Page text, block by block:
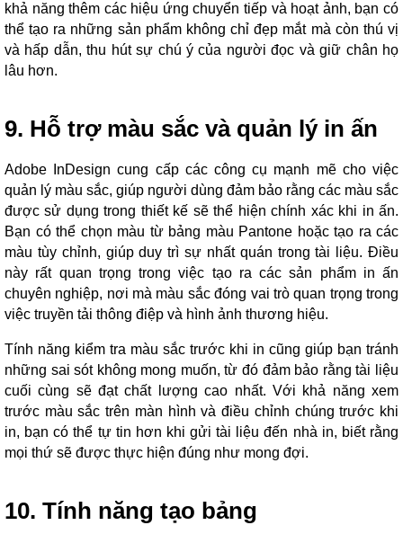
khả năng thêm các hiệu ứng chuyển tiếp và hoạt ảnh, bạn có
thể tạo ra những sản phẩm không chỉ đẹp mắt mà còn thú vị
và hấp dẫn, thu hút sự chú ý của người đọc và giữ chân họ
lâu hơn.
9. Hỗ trợ màu sắc và quản lý in ấn
Adobe InDesign cung cấp các công cụ mạnh mẽ cho việc
quản lý màu sắc, giúp người dùng đảm bảo rằng các màu sắc
được sử dụng trong thiết kế sẽ thể hiện chính xác khi in ấn.
Bạn có thể chọn màu từ bảng màu Pantone hoặc tạo ra các
màu tùy chỉnh, giúp duy trì sự nhất quán trong tài liệu. Điều
này rất quan trọng trong việc tạo ra các sản phẩm in ấn
chuyên nghiệp, nơi mà màu sắc đóng vai trò quan trọng trong
việc truyền tải thông điệp và hình ảnh thương hiệu.
Tính năng kiểm tra màu sắc trước khi in cũng giúp bạn tránh
những sai sót không mong muốn, từ đó đảm bảo rằng tài liệu
cuối cùng sẽ đạt chất lượng cao nhất. Với khả năng xem
trước màu sắc trên màn hình và điều chỉnh chúng trước khi
in, bạn có thể tự tin hơn khi gửi tài liệu đến nhà in, biết rằng
mọi thứ sẽ được thực hiện đúng như mong đợi.
10. Tính năng tạo bảng